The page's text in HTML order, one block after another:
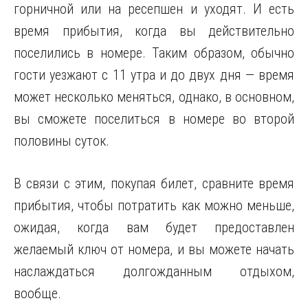
горничной или на ресепшен и уходят. И есть
время прибытия, когда вы действительно
поселились в номере. Таким образом, обычно
гости уезжают с 11 утра и до двух дня — время
может несколько меняться, однако, в основном,
вы сможете поселиться в номере во второй
половины суток.
В связи с этим, покупая билет, сравните время
прибытия, чтобы потратить как можно меньше,
ожидая, когда вам будет предоставлен
желаемый ключ от номера, и вы можете начать
наслаждаться долгожданным отдыхом,
вообще.